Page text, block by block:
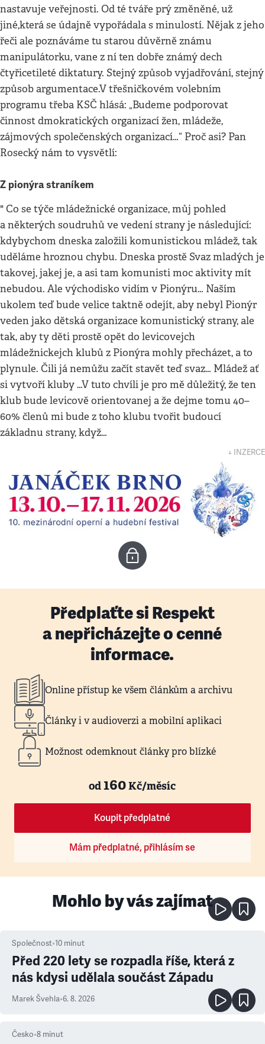
nastavuje veřejnosti. Od té tváře prý změněné, už
jiné,která se údajně vypořádala s minulostí. Nějak z jeho
řeči ale poznáváme tu starou důvěrně známu
manipulátorku, vane z ní ten dobře známý dech
čtyřicetileté diktatury. Stejný způsob vyjadřování, stejný
způsob argumentace.V třešničkovém volebním
programu třeba KSČ hlásá: „Budeme podporovat
činnost dmokratických organizací žen, mládeže,
zájmových společenských organizací…“ Proč asi? Pan
Rosecký nám to vysvětlí:
Z pionýra straníkem
" Co se týče mládežnické organizace, můj pohled
a některých soudruhů ve vedení strany je následující:
kdybychom dneska založili komunistickou mládež, tak
uděláme hroznou chybu. Dneska prostě Svaz mladých je
takovej, jakej je, a asi tam komunisti moc aktivity mít
nebudou. Ale východisko vidím v Pionýru… Naším
ukolem teď bude velice taktně odejít, aby nebyl Pionýr
veden jako dětská organizace komunistický strany, ale
tak, aby ty děti prostě opět do levicovejch
mládežnickejch klubů z Pionýra mohly přecházet, a to
plynule. Čili já nemůžu začít stavět teď svaz… Mládež ať
si vytvoří kluby …V tuto chvíli je pro mě důležitý, že ten
klub bude levicově orientovanej a že dejme tomu 40–
60% členů mi bude z toho klubu tvořit budoucí
základnu strany, když…
↓ INZERCE
Předplaťte si Respekt
a nepřicházejte o cenné
informace.
Online přístup ke všem článkům a archivu
Články i v audioverzi a mobilní aplikaci
Možnost odemknout články pro blízké
od160Kč/měsíc
Koupit předplatné
Mám předplatné, přihlásím se
Mohlo by vás zajímat
Společnost•10 minut
Před 220 lety se rozpadla říše, která z
nás kdysi udělala součást Západu
Marek Švehla•6. 8. 2026
Česko•8 minut